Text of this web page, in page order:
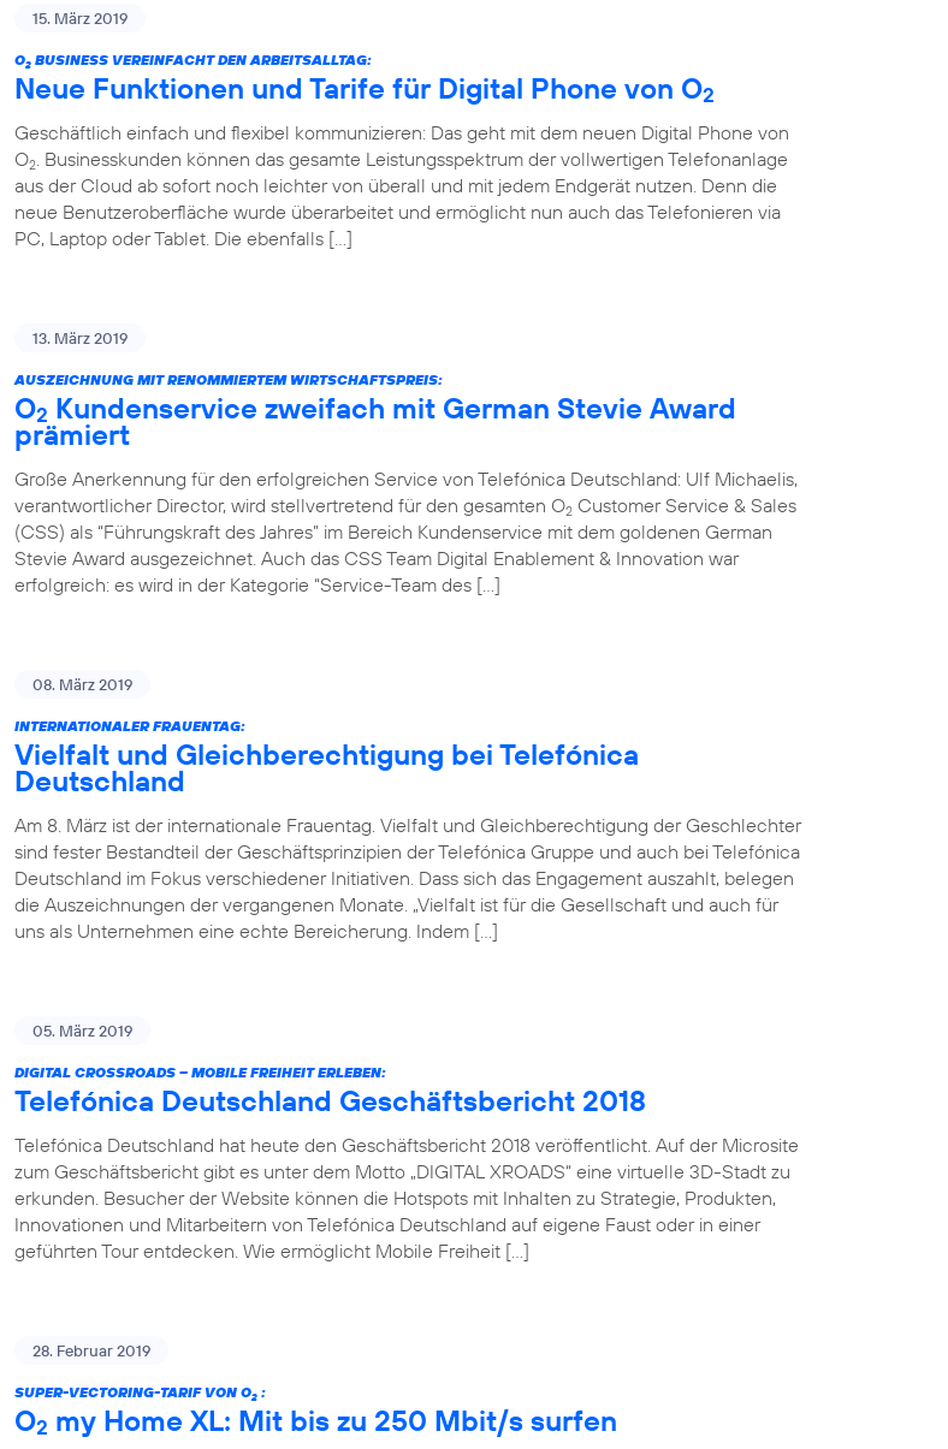
15. März 2019
O2 BUSINESS VEREINFACHT DEN ARBEITSALLTAG:
Neue Funktionen und Tarife für Digital Phone von O2
Geschäftlich einfach und flexibel kommunizieren: Das geht mit dem neuen Digital Phone von
O2 . Businesskunden können das gesamte Leistungsspektrum der vollwertigen Telefonanlage
aus der Cloud ab sofort noch leichter von überall und mit jedem Endgerät nutzen. Denn die
neue Benutzeroberfläche wurde überarbeitet und ermöglicht nun auch das Telefonieren via
PC, Laptop oder Tablet. Die ebenfalls […]
13. März 2019
AUSZEICHNUNG MIT RENOMMIERTEM WIRTSCHAFTSPREIS:
O2 Kundenservice zweifach mit German Stevie Award
prämiert
Große Anerkennung für den erfolgreichen Service von Telefónica Deutschland: Ulf Michaelis,
verantwortlicher Director, wird stellvertretend für den gesamten O2 Customer Service & Sales
(CSS) als “Führungskraft des Jahres” im Bereich Kundenservice mit dem goldenen German
Stevie Award ausgezeichnet. Auch das CSS Team Digital Enablement & Innovation war
erfolgreich: es wird in der Kategorie “Service-Team des […]
08. März 2019
INTERNATIONALER FRAUENTAG:
Vielfalt und Gleichberechtigung bei Telefónica
Deutschland
Am 8. März ist der internationale Frauentag. Vielfalt und Gleichberechtigung der Geschlechter
sind fester Bestandteil der Geschäftsprinzipien der Telefónica Gruppe und auch bei Telefónica
Deutschland im Fokus verschiedener Initiativen. Dass sich das Engagement auszahlt, belegen
die Auszeichnungen der vergangenen Monate. „Vielfalt ist für die Gesellschaft und auch für
uns als Unternehmen eine echte Bereicherung. Indem […]
05. März 2019
DIGITAL CROSSROADS – MOBILE FREIHEIT ERLEBEN:
Telefónica Deutschland Geschäftsbericht 2018
Telefónica Deutschland hat heute den Geschäftsbericht 2018 veröffentlicht. Auf der Microsite
zum Geschäftsbericht gibt es unter dem Motto „DIGITAL XROADS“ eine virtuelle 3D-Stadt zu
erkunden. Besucher der Website können die Hotspots mit Inhalten zu Strategie, Produkten,
Innovationen und Mitarbeitern von Telefónica Deutschland auf eigene Faust oder in einer
geführten Tour entdecken. Wie ermöglicht Mobile Freiheit […]
28. Februar 2019
SUPER-VECTORING-TARIF VON O2 :
O2 my Home XL: Mit bis zu 250 Mbit/s surfen